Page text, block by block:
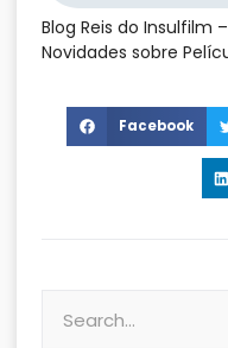
Blog Reis do Insulfilm
Novidades sobre
Facebook